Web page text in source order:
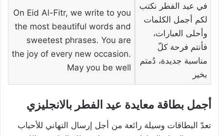
في عيد الفطر نكتب
لكم أجمل الكلمات
وأحلى العبارات،
فأنتم فرحة كلّ
مناسبة جديدة، دُمتم
بخير
On Eid Al-Fitr, we write to you
the most beautiful words and
sweetest phrases. You are
the joy of every new occasion.
May you be well
أجمل بطاقة معايدة عيد الفطر بالانجليزي
تعدّ البطاقات وسيلة رائعة من أجل إرسال التهاني للأحباب